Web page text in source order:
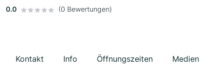
0.0 (0 Bewertungen)
Kontakt Info Öffnungszeiten Medien